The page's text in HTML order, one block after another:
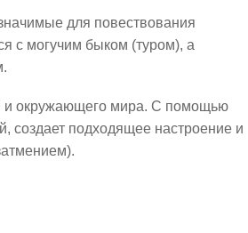
для повествования
с могучим быком (туром), а
и окружающего мира. С помощью
создает подходящее настроение и